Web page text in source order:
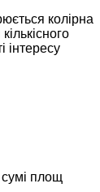
колірна
інтересу
сумі площ